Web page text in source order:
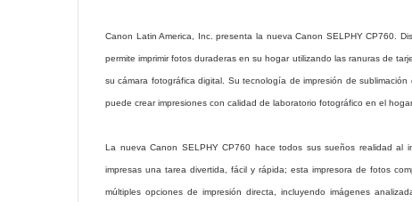
Canon Latin America, Inc. presenta la nueva Canon SELPHY CP760.
permite imprimir fotos duraderas en su hogar utilizando las ranuras de
su cámara fotográfica digital. Su tecnología de impresión de
puede crear impresiones con calidad de laboratorio fotográfico en el
La nueva Canon SELPHY CP760 hace todos sus sueños realidad
impresas una tarea divertida, fácil y rápida; esta impresora de fotos
múltiples opciones de impresión directa, incluyendo imágenes